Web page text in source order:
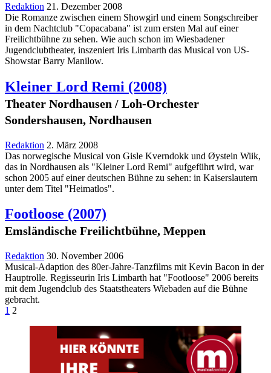
Redaktion 21. Dezember 2008
Die Romanze zwischen einem Showgirl und einem Songschreiber
in dem Nachtclub "Copacabana" ist zum ersten Mal auf einer
Freilichtbühne zu sehen. Wie auch schon im Wiesbadener
Jugendclubtheater, inszeniert Iris Limbarth das Musical von US-
Showstar Barry Manilow.
Kleiner Lord Remi (2008)
Theater Nordhausen / Loh-Orchester
Sondershausen, Nordhausen
Redaktion 2. März 2008
Das norwegische Musical von Gisle Kverndokk und Øystein Wiik,
das in Nordhausen als "Kleiner Lord Remi" aufgeführt wird, war
schon 2005 auf einer deutschen Bühne zu sehen: in Kaiserslautern
unter dem Titel "Heimatlos".
Footloose (2007)
Emsländische Freilichtbühne, Meppen
Redaktion 30. November 2006
Musical-Adaption des 80er-Jahre-Tanzfilms mit Kevin Bacon in der
Hauptrolle. Regisseurin Iris Limbarth hat "Footloose" 2006 bereits
mit dem Jugendclub des Staatstheaters Wiebaden auf die Bühne
gebracht.
1 2